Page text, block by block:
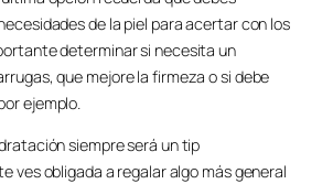
de la piel para acertar con los
determinar si necesita un
que mejore la firmeza o si debe
ejemplo.
siempre será un tip
ves obligada a regalar algo más general